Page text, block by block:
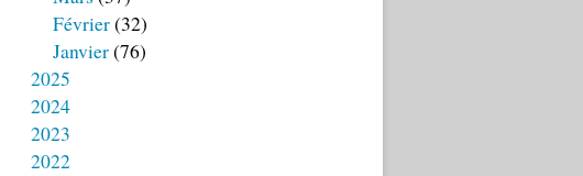
Février(32)
Janvier(76)
2025
2024
2023
2022